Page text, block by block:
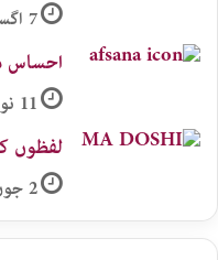
7 اگست, 2026
احساس
11 نومبر, 2025
لفظوں
2 جون, 2026